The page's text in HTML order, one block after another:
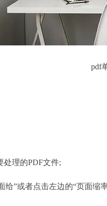
pdf
理的PDF文件;
”或者点击左边的“页面缩